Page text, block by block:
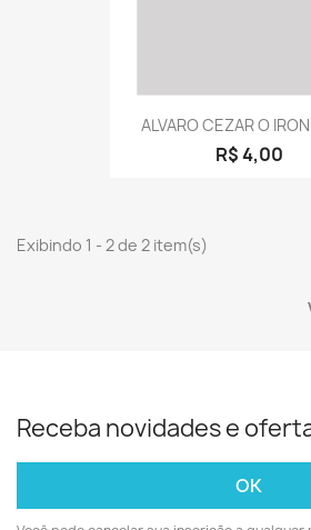
ALVARO CEZAR O
R$ 4,00
Exibindo 1 - 2 de 2 item(s)
Receba novidades e